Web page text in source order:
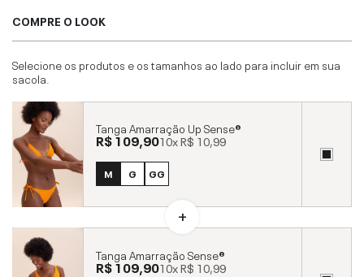
COMPRE O LOOK
Selecione os produtos e os tamanhos ao lado para incluir em sua
sacola.
Tanga Amarração Up Sense®
R$ 109,9010xR$ 10,99
M G GG
Tanga Amarração Sense®
R$ 109,9010xR$ 10,99